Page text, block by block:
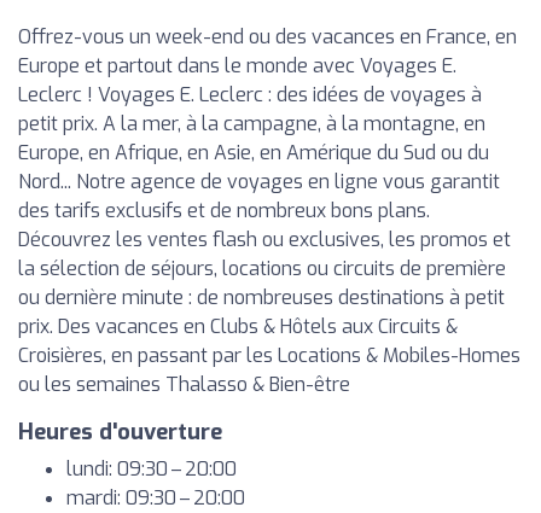
Offrez-vous un week-end ou des vacances en France, en
Europe et partout dans le monde avec Voyages E.
Leclerc ! Voyages E. Leclerc : des idées de voyages à
petit prix. A la mer, à la campagne, à la montagne, en
Europe, en Afrique, en Asie, en Amérique du Sud ou du
Nord... Notre agence de voyages en ligne vous garantit
des tarifs exclusifs et de nombreux bons plans.
Découvrez les ventes flash ou exclusives, les promos et
la sélection de séjours, locations ou circuits de première
ou dernière minute : de nombreuses destinations à petit
prix. Des vacances en Clubs & Hôtels aux Circuits &
Croisières, en passant par les Locations & Mobiles-Homes
ou les semaines Thalasso & Bien-être
Heures d'ouverture
lundi: 09:30 – 20:00
mardi: 09:30 – 20:00